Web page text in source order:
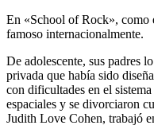
En «School of Rock», como
famoso internacionalmente.
De adolescente, sus padres
privada que había sido
con dificultades en el
espaciales y se divorciaron
Judith Love Cohen, trabajó